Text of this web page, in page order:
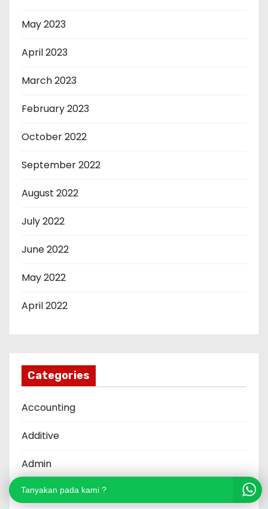
May 2023
April 2023
March 2023
February 2023
October 2022
September 2022
August 2022
July 2022
June 2022
May 2022
April 2022
Categories
Accounting
Additive
Admin
Administrasi Proyek
Tanyakan pada kami ?